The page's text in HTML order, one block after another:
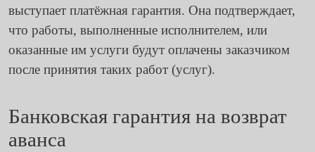
выступает платёжная гарантия. Она подтверждает,
что работы, выполненные исполнителем, или
оказанные им услуги будут оплачены заказчиком
после принятия таких работ (услуг).
Банковская гарантия на возврат
аванса